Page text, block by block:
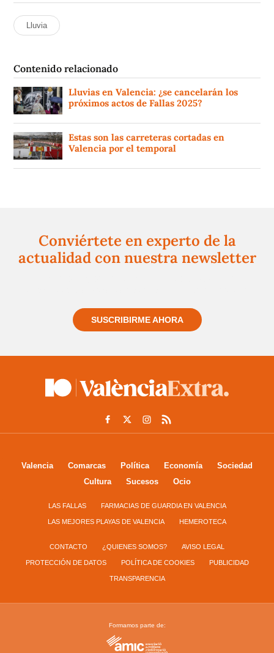
Lluvia
Contenido relacionado
Lluvias en Valencia: ¿se cancelarán los
próximos actos de Fallas 2025?
Estas son las carreteras cortadas en
Valencia por el temporal
Conviértete en experto de la
actualidad con nuestra newsletter
SUSCRIBIRME AHORA
Valencia Comarcas Política Economía
Sociedad
Cultura
Sucesos Ocio
LAS FALLAS FARMACIAS DE GUARDIA EN VALENCIA
LAS MEJORES PLAYAS DE VALENCIA HEMEROTECA
CONTACTO ¿QUIENES SOMOS? AVISO LEGAL
PROTECCIÓN DE DATOS POLÍTICA DE COOKIES PUBLICIDAD
TRANSPARENCIA
Formamos parte de: